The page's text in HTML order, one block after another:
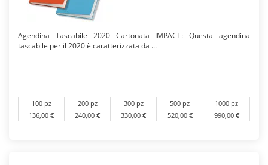
Agendina Tascabile 2020 Cartonata IMPACT: Questa agendina
tascabile per il 2020 è caratterizzata da ...
100 pz 200 pz 300 pz 500 pz
1000 pz
136,00 €
240,00 € 330,00 € 520,00 € 990,00 €